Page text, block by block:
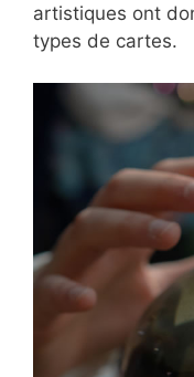
artistiques ont
types de cartes.